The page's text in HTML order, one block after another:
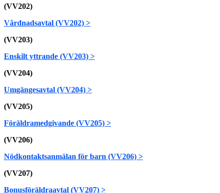
(VV202)
Vårdnadsavtal (VV202) >
(VV203)
Enskilt yttrande (VV203) >
(VV204)
Umgängesavtal (VV204) >
(VV205)
Föräldramedgivande (VV205) >
(VV206)
Nödkontaktsanmälan för barn (VV206) >
(VV207)
Bonusföräldraavtal (VV207) >